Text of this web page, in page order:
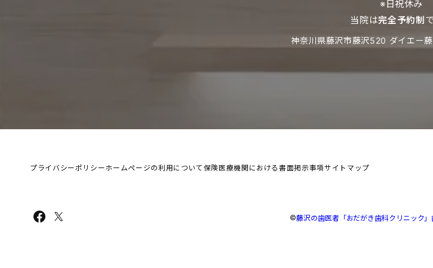
※日祝休み
当院は完全予約制
神奈川県藤沢市藤沢520 ダイエー
プライバシーポリシーホームページの利用について 保険医療機関における書面掲示事項サイトマップ
Facebook
X ©藤沢の歯医者「おだがき歯科クリニック